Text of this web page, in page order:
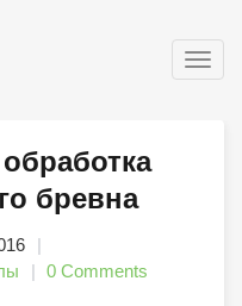
бревна
0 Comments